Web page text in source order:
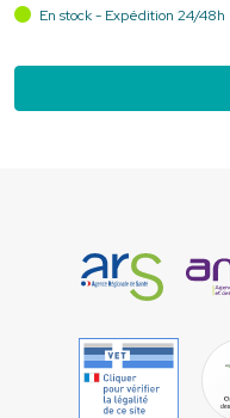
En stock - Expédition 24/48h